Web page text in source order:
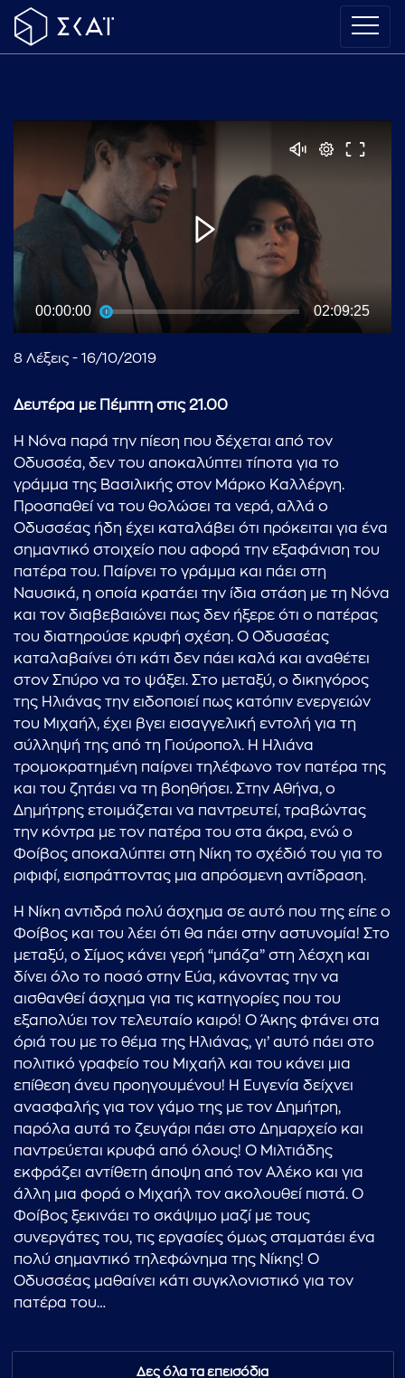
...πληκτρολογήστε κείμενο προς αναζήτηση
00:00:00 02:09:25
8 Λέξεις - 16/10/2019
Δευτέρα με Πέμπτη στις 21.00
Η Νόνα παρά την πίεση που δέχεται από τον
Οδυσσέα, δεν του αποκαλύπτει τίποτα για το
γράμμα της Βασιλικής στον Μάρκο Καλλέργη.
Προσπαθεί να του θολώσει τα νερά, αλλά ο
Οδυσσέας ήδη έχει καταλάβει ότι πρόκειται για ένα
σημαντικό στοιχείο που αφορά την εξαφάνιση του
πατέρα του. Παίρνει το γράμμα και πάει στη
Ναυσικά, η οποία κρατάει την ίδια στάση με τη Νόνα
και τον διαβεβαιώνει πως δεν ήξερε ότι ο πατέρας
του διατηρούσε κρυφή σχέση. Ο Οδυσσέας
καταλαβαίνει ότι κάτι δεν πάει καλά και αναθέτει
στον Σπύρο να το ψάξει. Στο μεταξύ, ο δικηγόρος
της Ηλιάνας την ειδοποιεί πως κατόπιν ενεργειών
του Μιχαήλ, έχει βγει εισαγγελική εντολή για τη
σύλληψή της από τη Γιούροπολ. Η Ηλιάνα
τρομοκρατημένη παίρνει τηλέφωνο τον πατέρα της
και του ζητάει να τη βοηθήσει. Στην Αθήνα, ο
Δημήτρης ετοιμάζεται να παντρευτεί, τραβώντας
την κόντρα με τον πατέρα του στα άκρα, ενώ ο
Φοίβος αποκαλύπτει στη Νίκη το σχέδιό του για το
ριφιφί, εισπράττοντας μια απρόσμενη αντίδραση.
Η Νίκη αντιδρά πολύ άσχημα σε αυτό που της είπε ο
Φοίβος και του λέει ότι θα πάει στην αστυνομία! Στο
μεταξύ, ο Σίμος κάνει γερή “μπάζα” στη λέσχη και
δίνει όλο το ποσό στην Εύα, κάνοντας την να
αισθανθεί άσχημα για τις κατηγορίες που του
εξαπολύει τον τελευταίο καιρό! Ο Άκης φτάνει στα
όριά του με το θέμα της Ηλιάνας, γι’ αυτό πάει στο
πολιτικό γραφείο του Μιχαήλ και του κάνει μια
επίθεση άνευ προηγουμένου! Η Ευγενία δείχνει
ανασφαλής για τον γάμο της με τον Δημήτρη,
παρόλα αυτά το ζευγάρι πάει στο Δημαρχείο και
παντρεύεται κρυφά από όλους! Ο Μιλτιάδης
εκφράζει αντίθετη άποψη από τον Αλέκο και για
άλλη μια φορά ο Μιχαήλ τον ακολουθεί πιστά. Ο
Φοίβος ξεκινάει το σκάψιμο μαζί με τους
συνεργάτες του, τις εργασίες όμως σταματάει ένα
πολύ σημαντικό τηλεφώνημα της Νίκης! Ο
Οδυσσέας μαθαίνει κάτι συγκλονιστικό για τον
πατέρα του…
Δες όλα τα επεισόδια